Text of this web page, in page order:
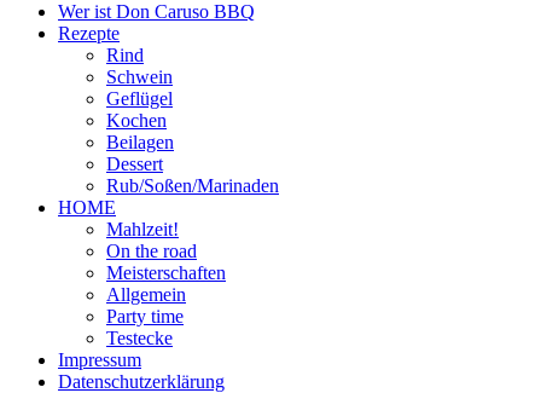
Wer ist Don Caruso BBQ
Rezepte
Rind
Schwein
Geflügel
Kochen
Beilagen
Dessert
Rub/Soßen/Marinaden
HOME
Mahlzeit!
On the road
Meisterschaften
Allgemein
Party time
Testecke
Impressum
Datenschutzerklärung